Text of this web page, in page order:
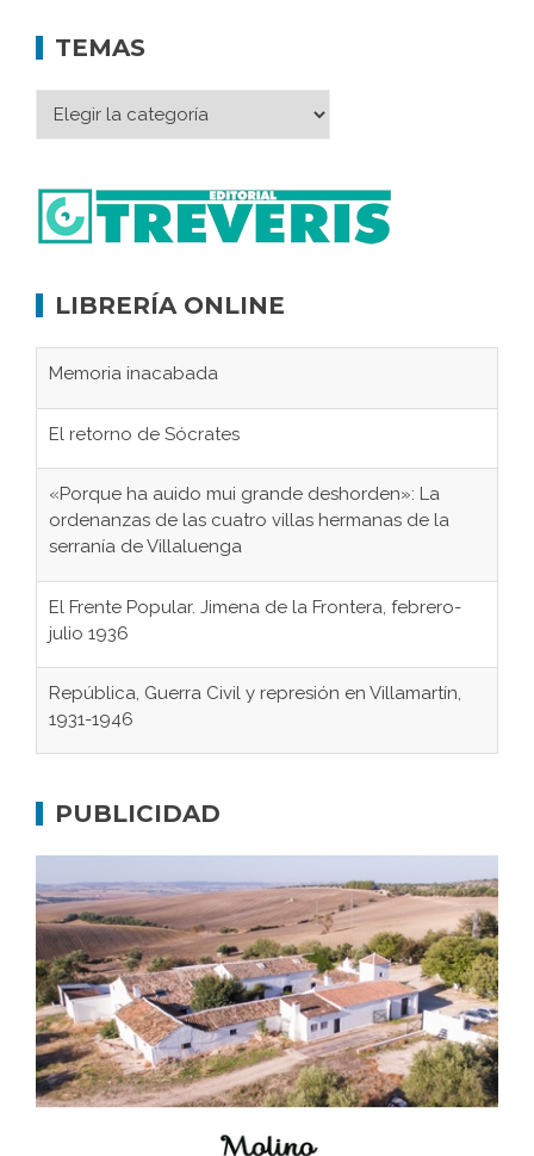
TEMAS
LIBRERÍA ONLINE
Memoria inacabada
El retorno de Sócrates
«Porque ha auido mui grande deshorden»: La
ordenanzas de las cuatro villas hermanas de la
serranía de Villaluenga
El Frente Popular. Jimena de la Frontera, febrero-
julio 1936
República, Guerra Civil y represión en Villamartín,
1931-1946
concentración nazis
Bornos
El Frente Popular. Ubrique, febrero-julio 1936
Juntar las letras. La alfabetización en el campo: del
afán de saber a la autogestión
Historia y vivencias del poblado de Los Hurones
PUBLICIDAD